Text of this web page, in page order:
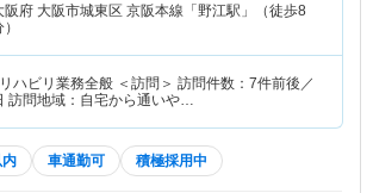
阪府 大阪市城東区 京阪本線「野江駅」（徒歩8
ハビリ業務全般 ＜訪問＞ 訪問件数：7件前後／
訪問地域：自宅から通いや…
車通勤可 積極採用中